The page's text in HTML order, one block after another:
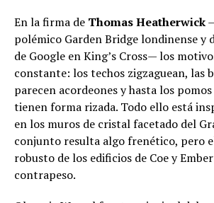
En la firma de Thomas Heatherwick
polémico Garden Bridge londinense y
de Google en King’s Cross— los
constante: los techos zigzaguean, las
parecen acordeones y hasta los
tienen forma rizada. Todo ello está
en los muros de cristal facetado del
conjunto resulta algo frenético, pero
robusto de los edificios de Coe y
contrapeso.